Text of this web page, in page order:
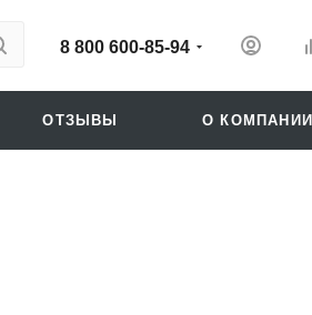
8 800 600-85-94
ОТЗЫВЫ О КОМПАНИИ